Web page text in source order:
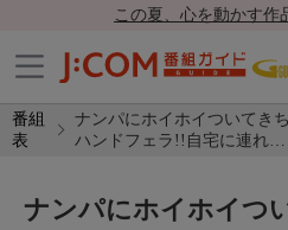
この夏、心を動かす作
番組
表
ナンパにホイホイついてき
ハンドフェラ!!自宅に連れ…
ナンパにホイホイつ